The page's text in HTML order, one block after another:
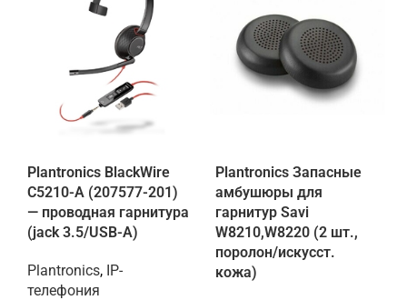
Plantronics BlackWire
C5210-A (207577-201)
— проводная гарнитура
(jack 3.5/USB-A)
Plantronics, IP-
телефония
Plantronics Запасные
амбушюры для
гарнитур Savi
W8210,W8220 (2 шт.,
поролон/искусст.
кожа)